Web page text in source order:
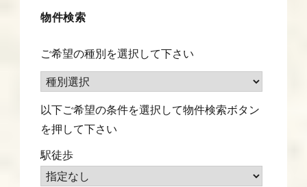
物件検索
ご希望の種別を選択して下さい
以下ご希望の条件を選択して物件検索ボタン
を押して下さい
駅徒歩